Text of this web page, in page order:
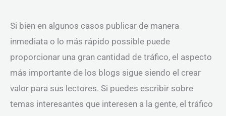
Si bien en algunos casos publicar de manera
inmediata o lo más rápido possible puede
proporcionar una gran cantidad de tráfico, el aspecto
más importante de los blogs sigue siendo el crear
valor para sus lectores. Si puedes escribir sobre
temas interesantes que interesen a la gente, el tráfico